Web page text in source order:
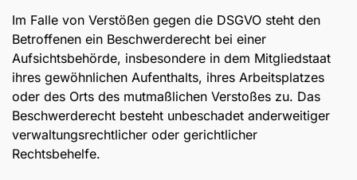
Im Falle von Verstößen gegen die DSGVO steht den
Betroffenen ein Beschwerderecht bei einer
Aufsichtsbehörde, insbesondere in dem Mitgliedstaat
ihres gewöhnlichen Aufenthalts, ihres Arbeitsplatzes
oder des Orts des mutmaßlichen Verstoßes zu. Das
Beschwerderecht besteht unbeschadet anderweitiger
verwaltungsrechtlicher oder gerichtlicher
Rechtsbehelfe.